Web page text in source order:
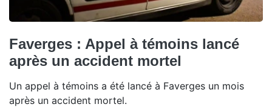
Faverges : Appel à témoins lancé
après un accident mortel
Un appel à témoins a été lancé à Faverges un mois
après un accident mortel.